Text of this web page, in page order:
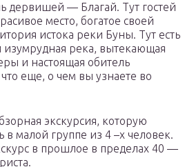
дервишей — Благай. Тут гостей
место, богатое своей
истока реки Буны. Тут есть
изумрудная река, вытекающая
и настоящая обитель
еще, о чем вы узнаете во
экскурсия, которую
в малой группе из 4 –х человек.
в прошлое в пределах 40 —